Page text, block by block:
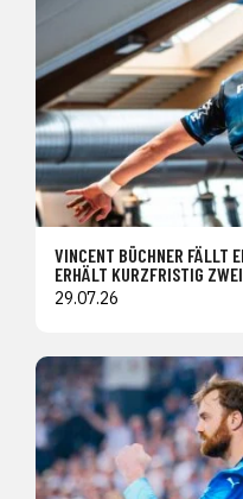
VINCENT BÜCHNER FÄLLT
ERHÄLT KURZFRISTIG
29.07.26